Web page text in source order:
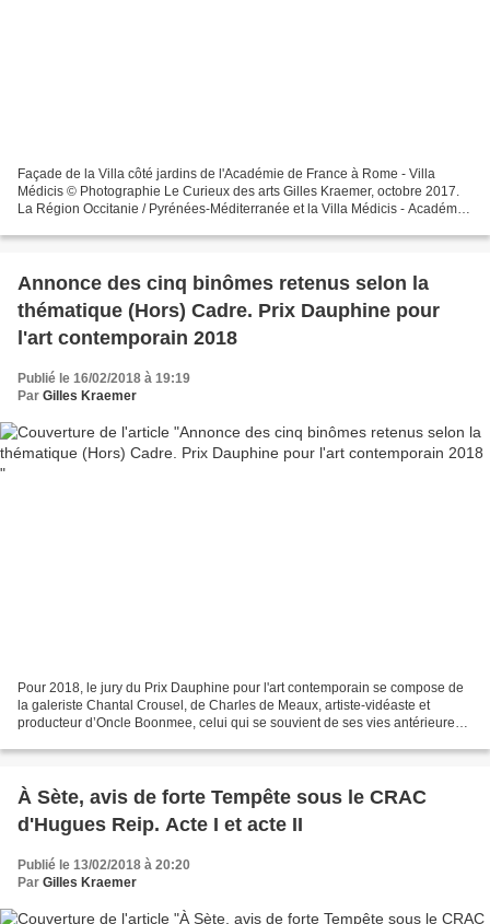
Façade de la Villa côté jardins de l'Académie de France à Rome - Villa
Médicis © Photographie Le Curieux des arts Gilles Kraemer, octobre 2017.
La Région Occitanie / Pyrénées-Méditerranée et la Villa Médicis - Académie
Annonce des cinq binômes retenus selon la
thématique (Hors) Cadre. Prix Dauphine pour
l'art contemporain 2018
Publié le 16/02/2018 à 19:19
Par Gilles Kraemer
Pour 2018, le jury du Prix Dauphine pour l'art contemporain se compose de
la galeriste Chantal Crousel, de Charles de Meaux, artiste-vidéaste et
producteur d’Oncle Boonmee, celui qui se souvient de ses vies antérieures,
À Sète, avis de forte Tempête sous le CRAC
d'Hugues Reip. Acte I et acte II
Publié le 13/02/2018 à 20:20
Par Gilles Kraemer